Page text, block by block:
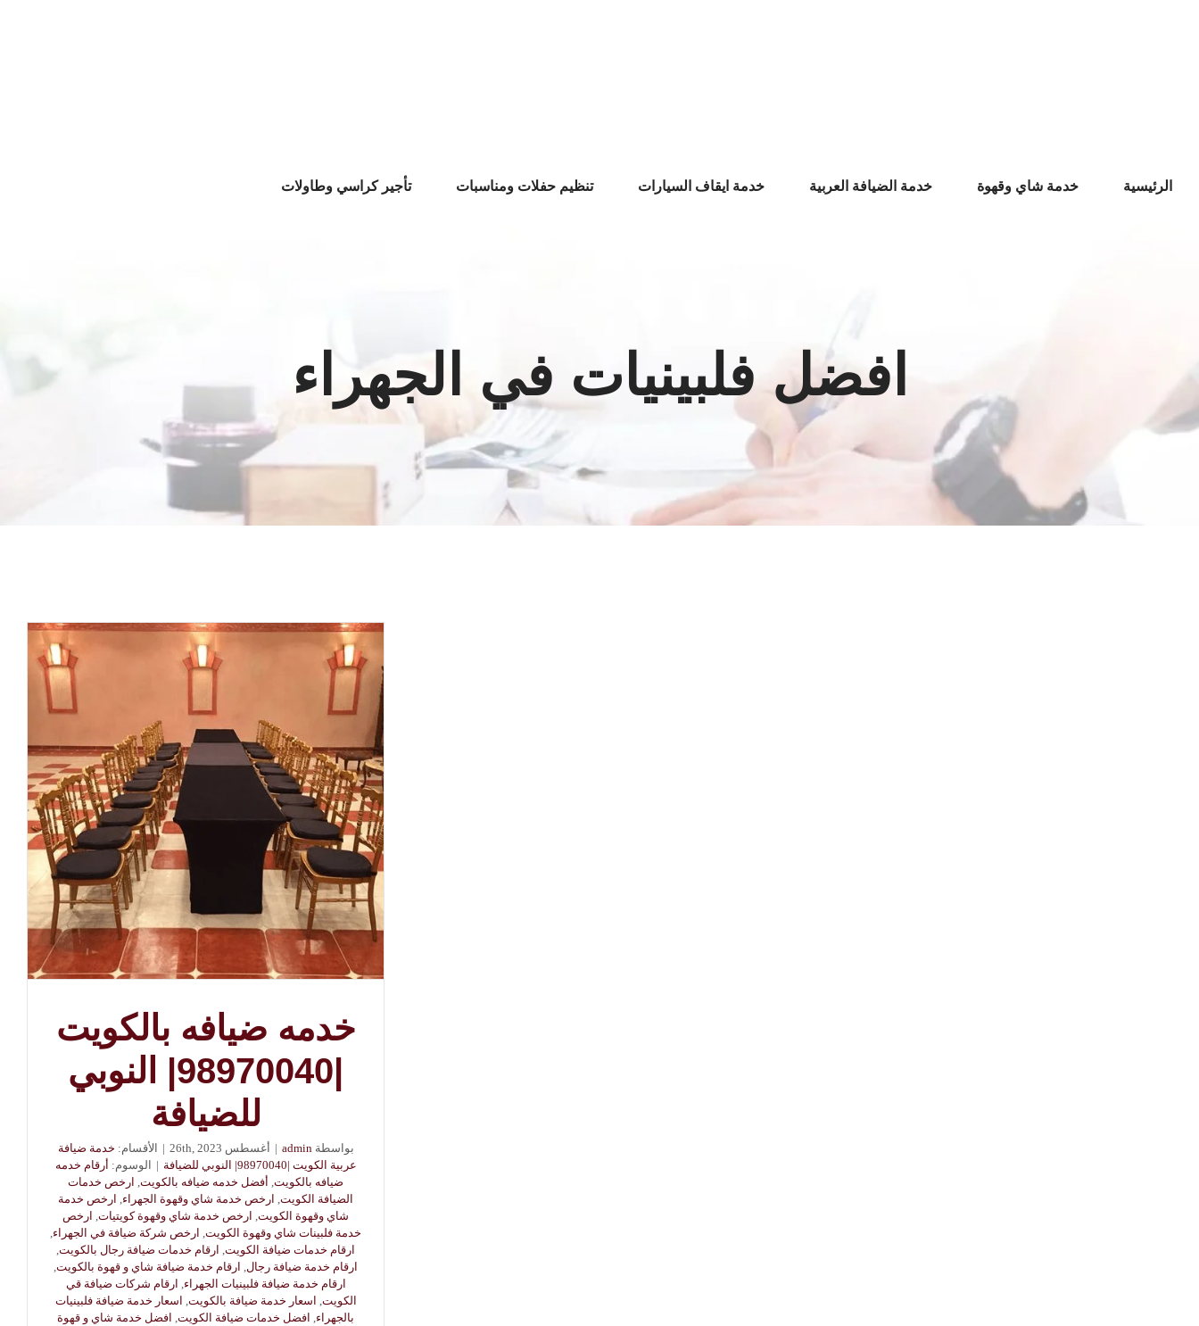
الرئيسية خدمة شاي وقهوة خدمة الضيافة العربية خدمة ايقاف السيارات تنظيم حفلات ومناسبات تأجير كراسي وطاولات
افضل فلبينيات في الجهراء
خدمه ضيافه بالكويت
|98970040| النوبي
للضيافة
بواسطة admin
| أغسطس 26th, 2023 | الأقسام: خدمة ضيافة
عربية الكويت |98970040| النوبي للضيافة
| الوسوم: أرقام خدمه
ضيافه بالكويت, أفضل خدمه ضيافه بالكويت, ارخص خدمات
الضيافة الكويت, ارخص خدمة شاي وقهوة الجهراء ارخص خدمة
شاي وقهوة الكويت, ارخص خدمة شاي وقهوة كويتيات, ارخص
خدمة فلبينات شاي وقهوة الكويت, ارخص شركة ضيافة في الجهراء
ارقام خدمات ضيافة الكويت, ارقام خدمات ضيافة رجال بالكويت,
ارقام خدمة ضيافة رجال ارقام خدمة ضيافة شاي و قهوة بالكويت,
ارقام خدمة ضيافة فلبينيات الجهراء ارقام شركات ضيافة قي
الكويت اسعار خدمة ضيافة بالكويت اسعار خدمة ضيافة فلبينيات
بالجهراء افضل خدمات ضيافة الكويت, افضل خدمة شاي و قهوة